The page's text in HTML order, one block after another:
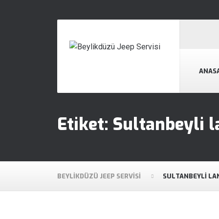
Etiket: Sultanbeyli
BEYLIKDÜZÜ JEEP SERVISI SULTANBEYLI